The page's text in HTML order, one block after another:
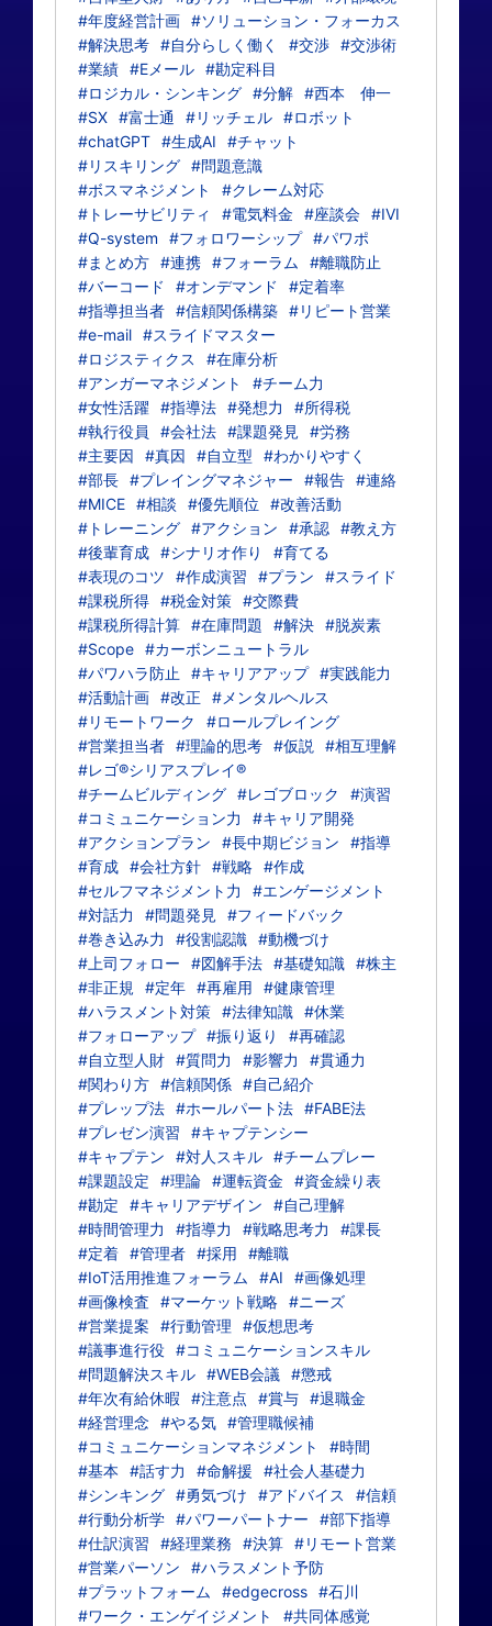
#年度経営計画 #ソリューション・フォーカス
#解決思考 #自分らしく働く #交渉 #交渉術
#業績 #Eメール #勘定科目
#ロジカル・シンキング #分解 #西本 伸一
#SX #富士通 #リッチェル #ロボット
#chatGPT #生成AI
#チャット
#リスキリング #問題意識
#ボスマネジメント
#クレーム対応
#トレーサビリティ
#電気料金 #座談会 #IVI
#Q-system
#フォロワーシップ #パワポ
#まとめ方 #連携 #フォーラム
#離職防止
#バーコード
#オンデマンド
#定着率
#指導担当者 #信頼関係構築 #リピート営業
#e-mail #スライドマスター
#ロジスティクス
#在庫分析
#アンガーマネジメント
#チーム力
#女性活躍 #指導法 #発想力
#所得税
#執行役員
#会社法 #課題発見
#労務
#主要因
#真因 #自立型
#わかりやすく
#部長 #プレイングマネジャー #報告 #連絡
#MICE #相談 #優先順位
#改善活動
#トレーニング #アクション #承認 #教え方
#後輩育成 #シナリオ作り
#育てる
#表現のコツ
#作成演習 #プラン
#スライド
#課税所得 #税金対策 #交際費
#課税所得計算 #在庫問題 #解決 #脱炭素
#Scope #カーボンニュートラル
#パワハラ防止
#キャリアアップ #実践能力
#活動計画 #改正
#メンタルヘルス
#リモートワーク
#ロールプレイング
#営業担当者 #理論的思考 #仮説
#相互理解
#レゴ®シリアスプレイ®
#チームビルディング #レゴブロック
#演習
#コミュニケーション力
#キャリア開発
#アクションプラン
#長中期ビジョン
#指導
#育成 #会社方針 #戦略 #作成
#セルフマネジメント力
#エンゲージメント
#対話力
#問題発見
#フィードバック
#巻き込み力
#役割認識 #動機づけ
#上司フォロー
#図解手法 #基礎知識 #株主
#非正規
#定年 #再雇用
#健康管理
#ハラスメント対策 #法律知識 #休業
#フォローアップ #振り返り
#再確認
#自立型人財 #質問力 #影響力
#貫通力
#関わり方 #信頼関係 #自己紹介
#プレップ法 #ホールパート法 #FABE法
#プレゼン演習
#キャプテンシー
#キャプテン
#対人スキル #チームプレー
#課題設定
#理論 #運転資金
#資金繰り表
#勘定
#キャリアデザイン
#自己理解
#時間管理力
#指導力 #戦略思考力
#課長
#定着 #管理者 #採用
#離職
#IoT活用推進フォーラム
#AI
#画像処理
#画像検査
#マーケット戦略 #ニーズ
#営業提案
#行動管理
#仮想思考
#議事進行役 #コミュニケーションスキル
#問題解決スキル #WEB会議
#懲戒
#年次有給休暇
#注意点 #賞与 #退職金
#経営理念 #やる気 #管理職候補
#コミュニケーションマネジメント
#時間
#基本
#話す力 #命解援
#社会人基礎力
#シンキング #勇気づけ #アドバイス
#信頼
#行動分析学 #パワーパートナー
#部下指導
#仕訳演習
#経理業務 #決算 #リモート営業
#営業パーソン
#ハラスメント予防
#プラットフォーム
#edgecross #石川
#ワーク・エンゲイジメント
#共同体感覚